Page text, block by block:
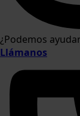
¿Podemos
Llámanos